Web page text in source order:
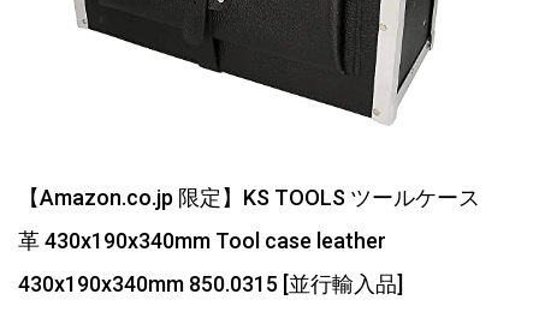
【Amazon.co.jp 限定】KS TOOLS ツールケース
革 430x190x340mm Tool case leather
430x190x340mm 850.0315 [並行輸入品]